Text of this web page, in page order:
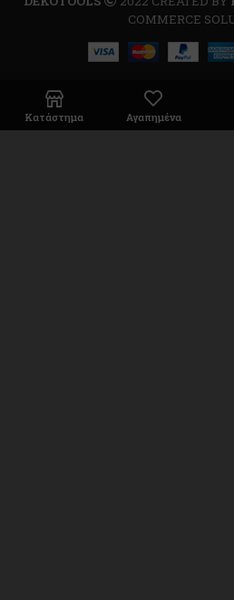
COMMERCE
Κατάστημα Αγαπημένα